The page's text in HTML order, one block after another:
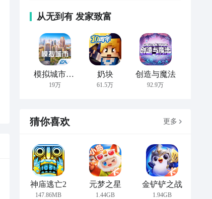
从无到有 发家致富
模拟城市：我是市长
19万
奶块
61.5万
创造与魔法
92.9万
猜你喜欢 更多
神庙逃亡2
147.86MB
元梦之星
1.44GB
金铲铲之战
1.94GB